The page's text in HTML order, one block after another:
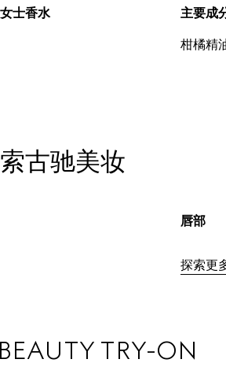
士香水 主要成
柑橘精
古驰美妆
唇部
探索更
TRY-ON